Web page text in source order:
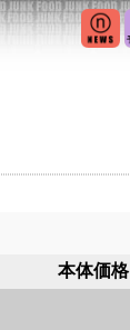
本体価